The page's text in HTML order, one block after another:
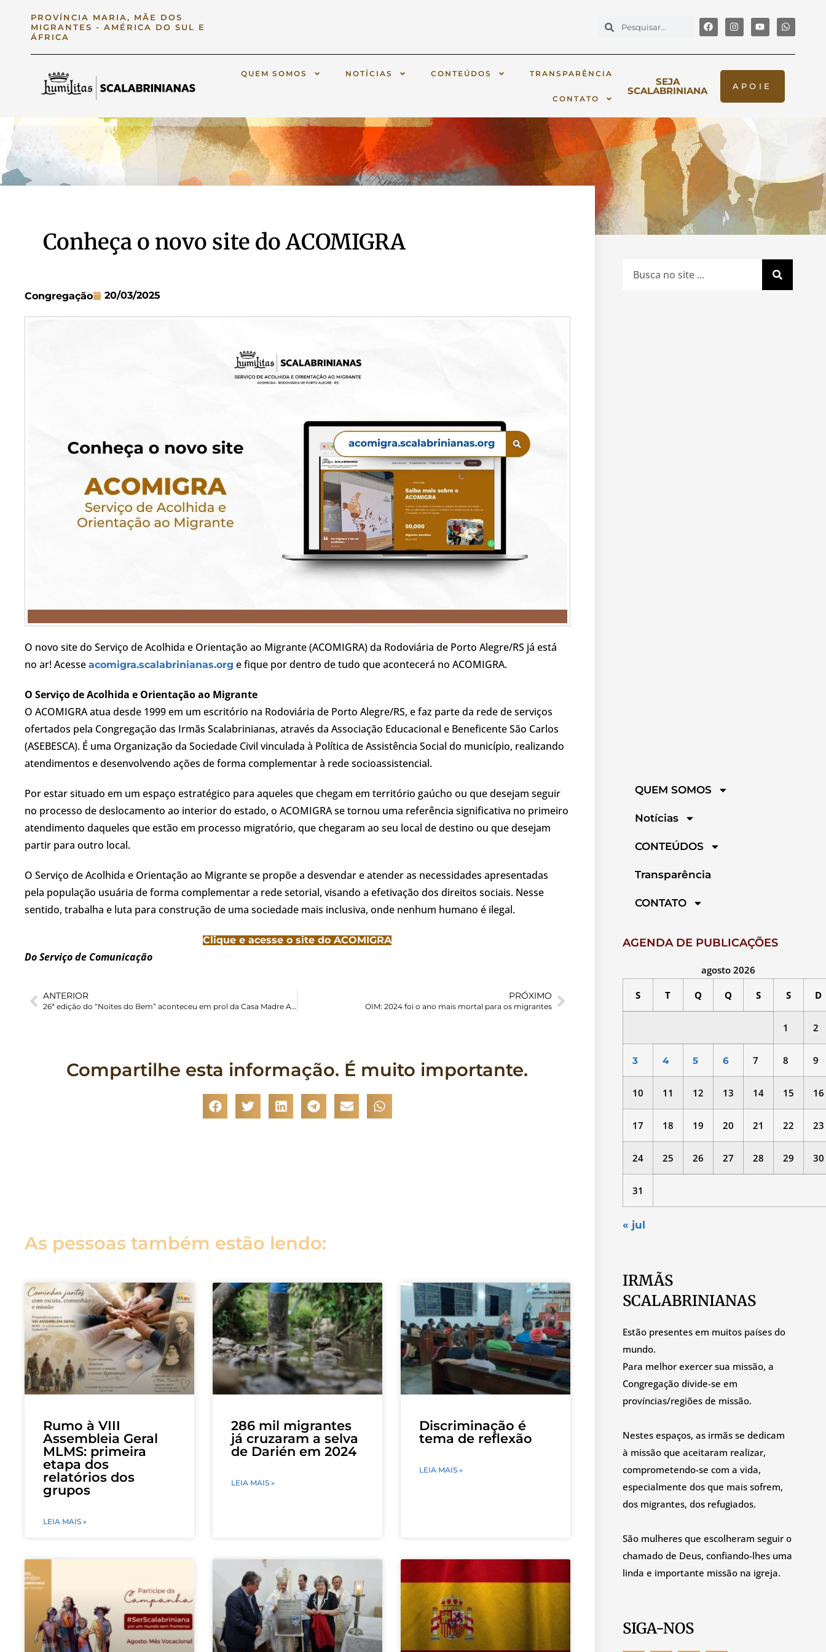
PROVÍNCIA MARIA, MÃE DOS
MIGRANTES - AMÉRICA DO SUL E
ÁFRICA
QUEM SOMOS NOTÍCIAS CONTEÚDOS TRANSPARÊNCIA
CONTATO
SEJA
SCALABRINIANA APOIE
Conheça o novo site do ACOMIGRA
Congregação 20/03/2025
O novo site do Serviço de Acolhida e Orientação ao Migrante (ACOMIGRA) da Rodoviária de Porto Alegre/RS já está
no ar! Acesse acomigra.scalabrinianas.org e fique por dentro de tudo que acontecerá no ACOMIGRA.
O Serviço de Acolhida e Orientação ao Migrante
O ACOMIGRA atua desde 1999 em um escritório na Rodoviária de Porto Alegre/RS, e faz parte da rede de serviços
ofertados pela Congregação das Irmãs Scalabrinianas, através da Associação Educacional e Beneficente São Carlos
(ASEBESCA). É uma Organização da Sociedade Civil vinculada à Política de Assistência Social do município, realizando
atendimentos e desenvolvendo ações de forma complementar à rede socioassistencial.
Por estar situado em um espaço estratégico para aqueles que chegam em território gaúcho ou que desejam seguir
no processo de deslocamento ao interior do estado, o ACOMIGRA se tornou uma referência significativa no primeiro
atendimento daqueles que estão em processo migratório, que chegaram ao seu local de destino ou que desejam
partir para outro local.
O Serviço de Acolhida e Orientação ao Migrante se propõe a desvendar e atender as necessidades apresentadas
pela população usuária de forma complementar a rede setorial, visando a efetivação dos direitos sociais. Nesse
sentido, trabalha e luta para construção de uma sociedade mais inclusiva, onde nenhum humano é ilegal.
Clique e acesse o site do ACOMIGRA
Do Serviço de Comunicação
ANTERIOR
26ª edição do “Noites do Bem” aconteceu em prol da Casa Madre Assunta
PRÓXIMO
OIM: 2024 foi o ano mais mortal para os migrantes
Compartilhe esta informação. É muito importante.
As pessoas também estão lendo:
Rumo à VIII
Assembleia Geral
MLMS: primeira
etapa dos
relatórios dos
grupos
LEIA MAIS »
286 mil migrantes
já cruzaram a selva
de Darién em 2024
LEIA MAIS »
Discriminação é
tema de reflexão
LEIA MAIS »
QUEM SOMOS
Notícias
CONTEÚDOS
Transparência
CONTATO
AGENDA DE PUBLICAÇÕES
agosto 2026
S T Q Q S S D
1 2
3 4 5 6 7 8 9
10 11 12 13 14 15 16
17 18 19 20 21 22 23
24 25 26 27 28 29 30
31
« jul
IRMÃS
SCALABRINIANAS
Estão presentes em muitos países do
mundo.
Para melhor exercer sua missão, a
Congregação divide-se em
províncias/regiões de missão.
Nestes espaços, as irmãs se dedicam
à missão que aceitaram realizar,
comprometendo-se com a vida,
especialmente dos que mais sofrem,
dos migrantes, dos refugiados.
São mulheres que escolheram seguir o
chamado de Deus, confiando-lhes uma
linda e importante missão na igreja.
SIGA-NOS